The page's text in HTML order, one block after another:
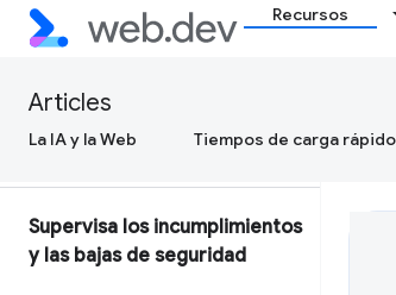
Recursos
Articles
La IA y la Web Tiempos de carga
referencias y los referentes
usuario-agente
Schemeful SameSite
Supervisa los incumplimientos
y las bajas de seguridad